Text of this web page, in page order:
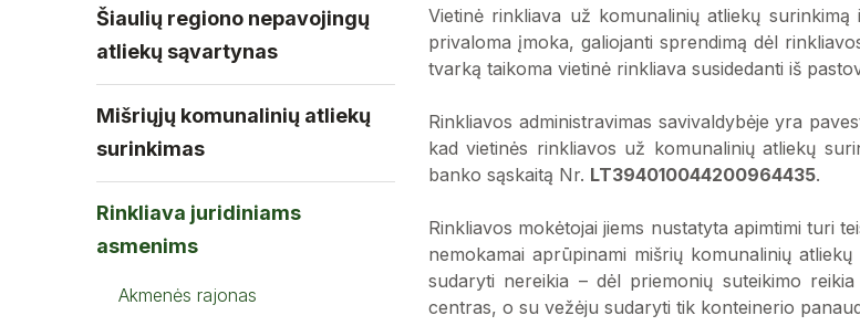
Šiaulių regiono nepavojingų
atliekų sąvartynas
Mišriųjų komunalinių atliekų
surinkimas
Rinkliava juridiniams
asmenims
Akmenės rajonas
Vietinė rinkliava už komunalinių atliekų
privaloma įmoka, galiojanti sprendimą dėl
tvarką taikoma vietinė rinkliava susidedanti iš
Rinkliavos administravimas savivaldybėje yra
kad vietinės rinkliavos už komunalinių atliekų
banko sąskaitą Nr. LT394010044200964435.
Rinkliavos mokėtojai jiems nustatyta apimtimi turi
nemokamai aprūpinami mišrių komunalinių
sudaryti nereikia – dėl priemonių suteikimo
centras, o su vežėju sudaryti tik konteinerio